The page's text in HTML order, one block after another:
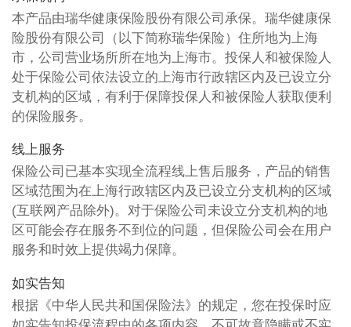
本产品由瑞华健康保险股份有限公司承保。瑞华健康保
险股份有限公司（以下简称瑞华保险）住所地为上海
市，公司营业场所所在地为上海市。投保人和被保险人
处于保险公司依法设立的上海市行政辖区内及已设立分
支机构的区域，有利于保障投保人和被保险人获取便利
的保险服务。
线上服务
保险公司已基本实现全流程线上售后服务，产品的销售
区域范围为在上海行政辖区内及已设立分支机构的区域
(互联网产品除外)。对于保险公司未设立分支机构的地
区可能会存在服务不到位的问题，但保险公司会在用户
服务和时效上提供竭力保障。
如实告知
根据《中华人民共和国保险法》的规定，您在投保时应